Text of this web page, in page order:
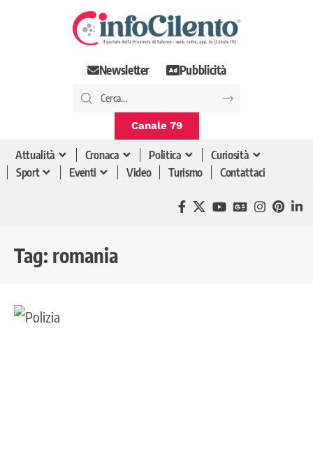
Newsletter Pubblicità
Canale 79
Attualità Cronaca Politica
Curiosità
Sport
Eventi Video Turismo Contattaci
Tag: romania